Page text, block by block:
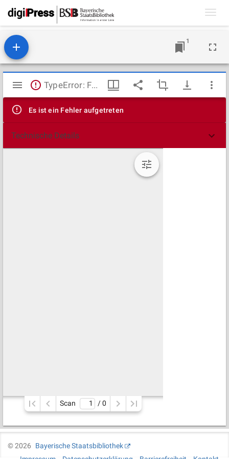
1
Mirador
Viewer
TypeError: Failed to fetch
Es ist ein Fehler aufgetreten
Technische Details
Scan / 0
©2026
Bayerische Staatsbibliothek